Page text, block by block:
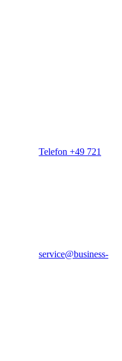
Telefon +49 721
service@business-